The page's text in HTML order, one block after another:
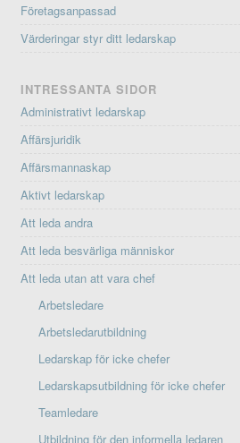
Företagsanpassad
Värderingar styr ditt ledarskap
INTRESSANTA SIDOR
Administrativt ledarskap
Affärsjuridik
Affärsmannaskap
Aktivt ledarskap
Att leda andra
Att leda besvärliga människor
Att leda utan att vara chef
Arbetsledare
Arbetsledarutbildning
Ledarskap för icke chefer
Ledarskapsutbildning för icke chefer
Teamledare
Utbildning för den informella ledaren